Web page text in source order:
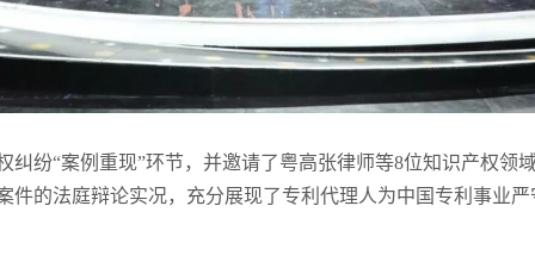
纠纷“案例重现”环节，并邀请了粤高张律师等8位知识产权领
件的法庭辩论实况，充分展现了专利代理人为中国专利事业